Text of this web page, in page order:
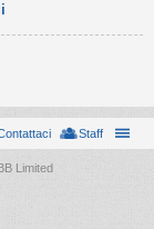
Staff
Limited